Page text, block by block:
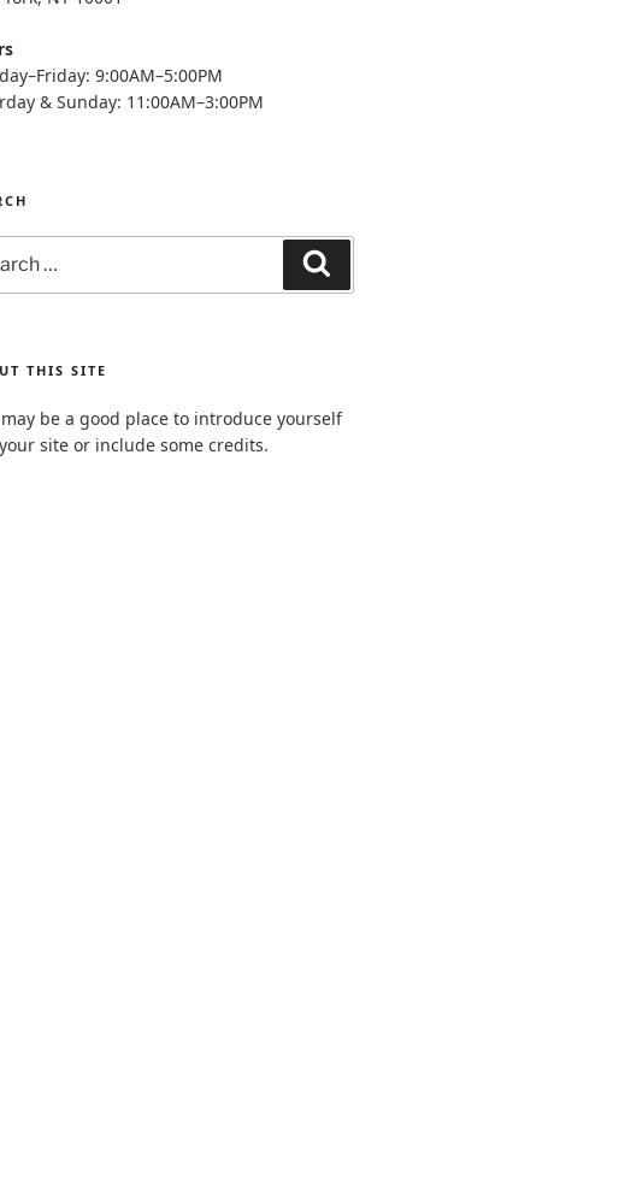
9:00AM–5:00PM
& Sunday: 11:00AM–3:00PM
THIS SITE
be a good place to introduce yourself
site or include some credits.